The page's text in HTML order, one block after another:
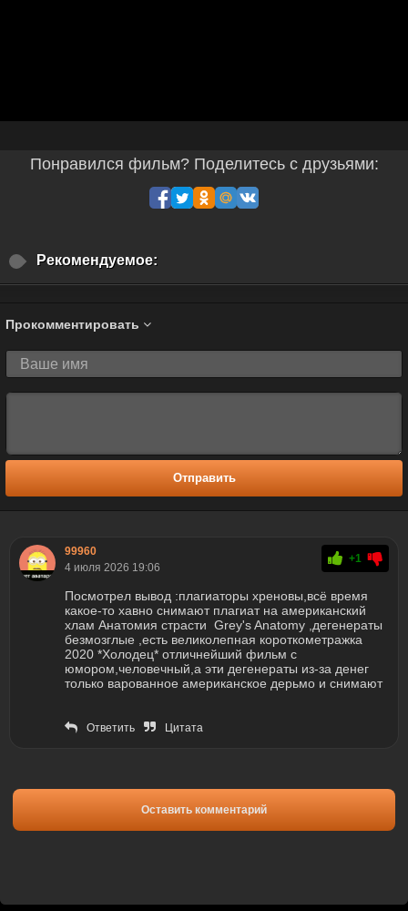
Понравился фильм? Поделитесь с друзьями:
Рекомендуемое:
Прокомментировать
Отправить
99960
4 июля 2026 19:06
+1
Посмотрел вывод :плагиаторы хреновы,всё время
какое-то хавно снимают плагиат на американский
хлам Анатомия страсти Grey's Anatomy ,дегенераты
безмозглые ,есть великолепная короткометражка
2020 *Холодец* отличнейший фильм с
юмором,человечный,а эти дегенераты из-за денег
только варованное американское дерьмо и снимают
Ответить Цитата
Оставить комментарий